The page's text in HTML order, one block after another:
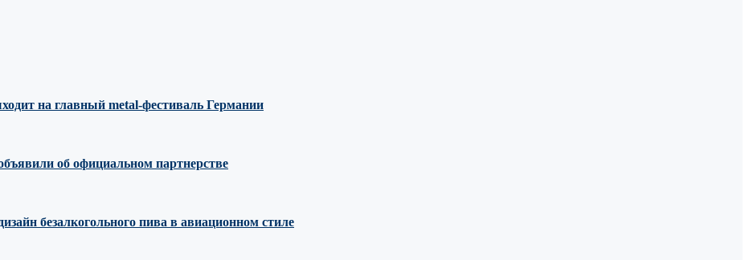
на главный metal-фестиваль Германии
об официальном партнерстве
безалкогольного пива в авиационном стиле